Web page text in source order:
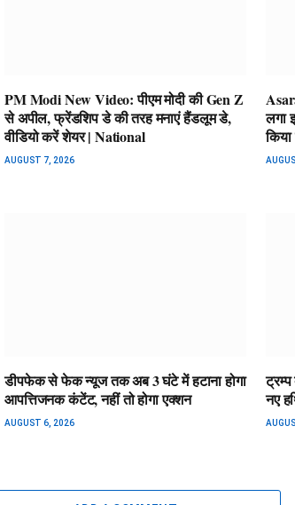
PM Modi New Video: पीएम मोदी की Gen Z
से अपील, फ्रेंडशिप डे की तरह मनाएं हैंडलूम डे,
वीडियो करें शेयर | National
AUGUST 7, 2026
लगा
डीपफेक से फेक न्यूज तक अब 3 घंटे में हटाना होगा
आपत्तिजनक कंटेंट, नहीं तो होगा एक्शन
AUGUST 6, 2026
नए